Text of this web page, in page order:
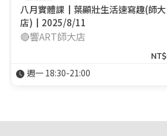
八月實體課┃葉顯壯生活速寫趣(師大
店)┃2025/8/11
🔴響ART師大店
NT$
週一 18:30-21:00